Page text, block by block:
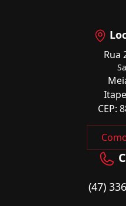
Rua
CEP:
(47)